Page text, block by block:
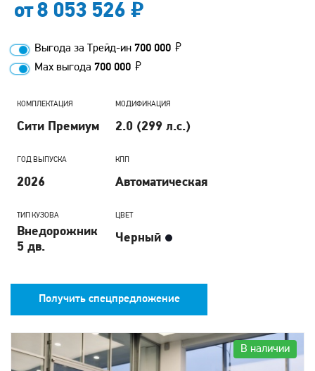
от8 053 526
Выгода за Трейд-ин 700 000
Max выгода 700 000
КОМПЛЕКТАЦИЯ
Сити Премиум
МОДИФИКАЦИЯ
2.0 (299 л.с.)
ГОД ВЫПУСКА
2026
КПП
Автоматическая
ТИП КУЗОВА
Внедорожник
5 дв.
ЦВЕТ
Черный
Получить спецпредложение
В наличии